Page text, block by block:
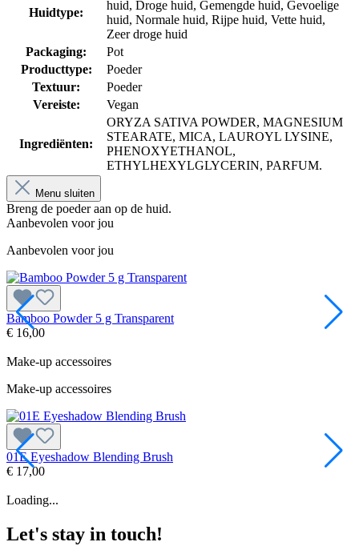
Huidtype:
huid, Droge huid, Gemengde huid, Gevoelige
huid, Normale huid, Rijpe huid, Vette huid,
Zeer droge huid
Packaging:
Pot
Producttype:
Poeder
Textuur:
Poeder
Vereiste:
Vegan
Ingrediënten:
ORYZA SATIVA POWDER, MAGNESIUM
STEARATE, MICA, LAUROYL LYSINE,
PHENOXYETHANOL,
ETHYLHEXYLGLYCERIN, PARFUM.
Menu sluiten
Breng de poeder aan op de huid.
Aanbevolen voor jou
Aanbevolen voor jou
Bamboo Powder 5 g Transparent
€ 16,00
Make-up accessoires
Make-up accessoires
01E Eyeshadow Blending Brush
€ 17,00
Loading...
Let's stay in touch!